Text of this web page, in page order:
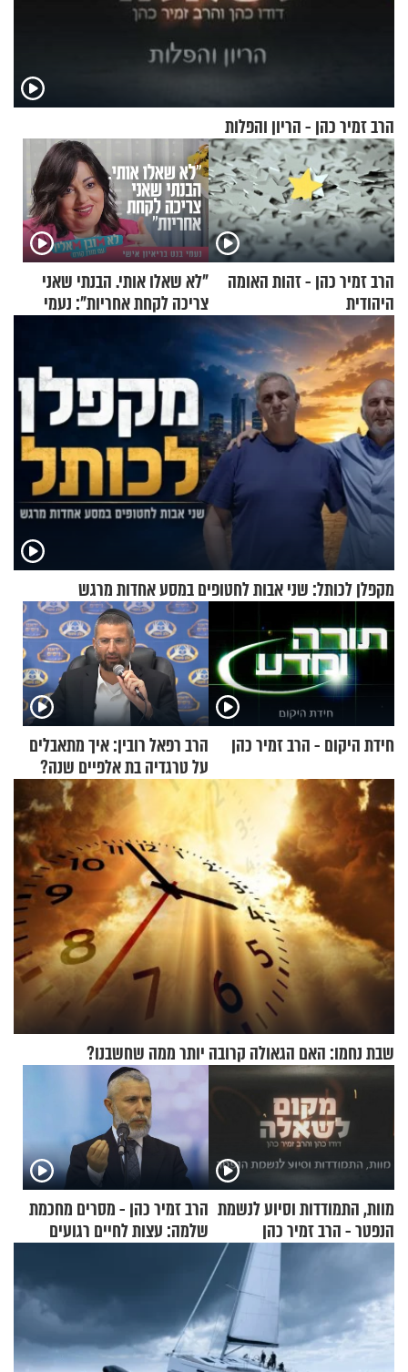
הרב זמיר כהן - הריון והפלות
הרב זמיר כהן - זהות האומה
היהודית
"לא שאלו אותי. הבנתי שאני
צריכה לקחת אחריות": נעמי
בנט בריאיון אישי
מקפלן לכותל: שני אבות לחטופים במסע אחדות מרגש
חידת היקום - הרב זמיר כהן
הרב רפאל רובין: איך מתאבלים
על טרגדיה בת אלפיים שנה?
שבת נחמו: האם הגאולה קרובה יותר ממה שחשבנו?
מוות, התמודדות וסיוע לנשמת
הנפטר - הרב זמיר כהן
הרב זמיר כהן - מסרים מחכמת
שלמה: עצות לחיים רגועים